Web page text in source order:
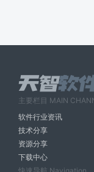
主要栏目 MAIN
软件行业资讯
技术分享
资源分享
下载中心